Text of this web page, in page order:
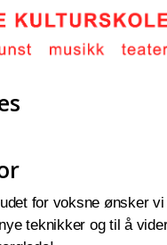
for voksne ønsker
teknikker og til å